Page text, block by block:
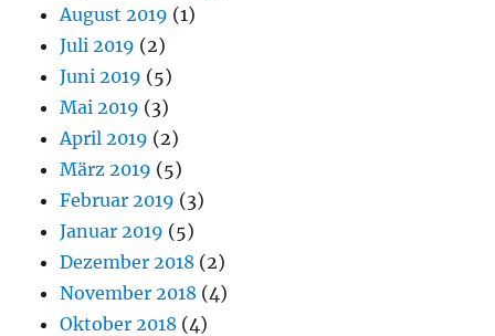
August 2019 (1)
Juli 2019 (2)
Juni 2019 (5)
Mai 2019 (3)
April 2019 (2)
März 2019 (5)
Februar 2019 (3)
Januar 2019 (5)
Dezember 2018 (2)
November 2018 (4)
Oktober 2018 (4)